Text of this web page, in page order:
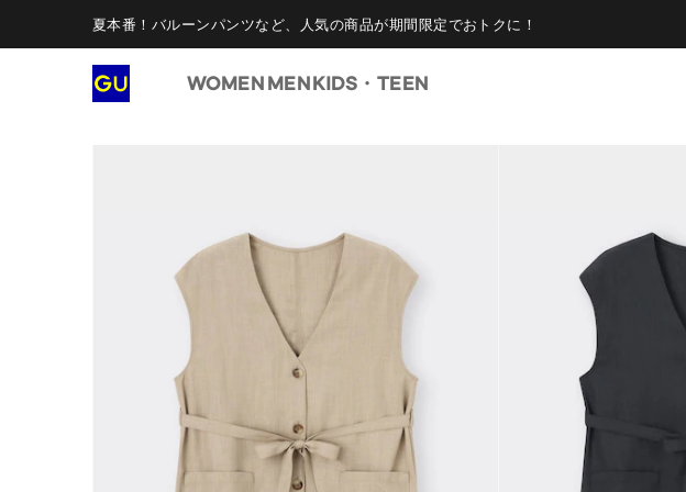
夏本番！バルーンパンツなど、人気の商品が期間限定でおトクに！
WOMEN MENKIDS・TEEN